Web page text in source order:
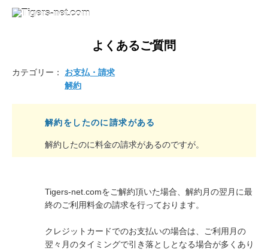
よくあるご質問
解約をしたのに請求がある
解約したのに料金の請求があるのですが。
カテゴリー：
お支払・請求
解約
Tigers-net.comをご解約頂いた場合、解約月の翌月に最
終のご利用料金の請求を行っております。
クレジットカードでのお支払いの場合は、ご利用月の
翌々月のタイミングで引き落としとなる場合が多くあり